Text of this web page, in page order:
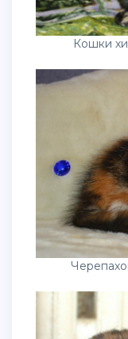
Кошки